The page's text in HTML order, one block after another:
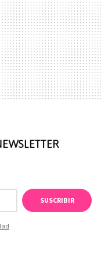
SUSCRIBIR